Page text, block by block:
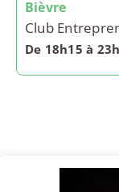
Bièvre
Club
De 18h15 à